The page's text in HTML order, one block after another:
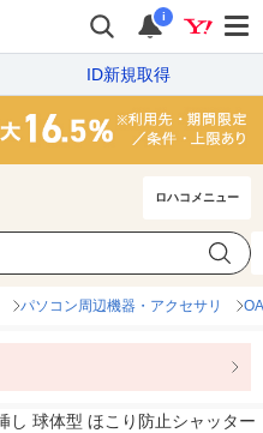
i
ID新規取得
ロハコメニュー
パソコン周辺機器・アクセサリ